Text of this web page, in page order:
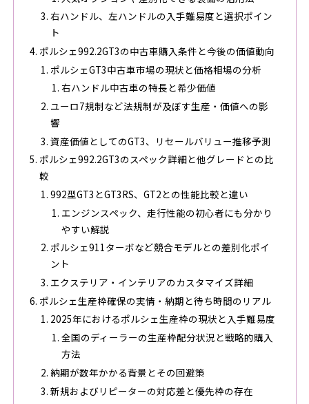
右ハンドル、左ハンドルの入手難易度と選択ポイン
ト
ポルシェ992.2GT3の中古車購入条件と今後の価値動向
ポルシェGT3中古車市場の現状と価格相場の分析
右ハンドル中古車の特長と希少価値
ユーロ7規制など法規制が及ぼす生産・価値への影
響
資産価値としてのGT3、リセールバリュー推移予測
ポルシェ992.2GT3のスペック詳細と他グレードとの比
較
992型GT3とGT3RS、GT2との性能比較と違い
エンジンスペック、走行性能の初心者にも分かり
やすい解説
ポルシェ911ターボなど競合モデルとの差別化ポイ
ント
エクステリア・インテリアのカスタマイズ詳細
ポルシェ生産枠確保の実情・納期と待ち時間のリアル
2025年におけるポルシェ生産枠の現状と入手難易度
全国のディーラーの生産枠配分状況と戦略的購入
方法
納期が数年かかる背景とその回避策
新規およびリピーターの対応差と優先枠の存在